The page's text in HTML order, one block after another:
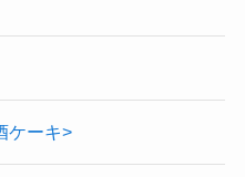
ーキ>